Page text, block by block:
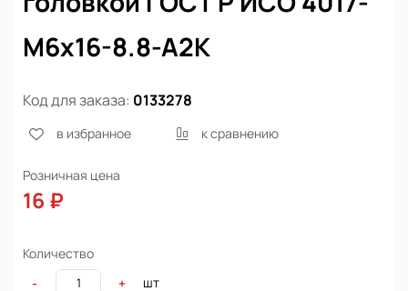
М6х16-8.8-А2К
Код для заказа: 0133278
в избранное к сравнению
Розничная цена
16 ₽
Количество
-
+ шт